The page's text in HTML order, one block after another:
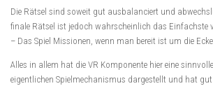
Die Rätsel sind soweit gut ausbalanciert und
finale Rätsel ist jedoch wahrscheinlich das Einfachste
– Das Spiel Missionen, wenn man bereit ist um die Ecke
Alles in allem hat die VR Komponente hier eine
eigentlichen Spielmechanismus dargestellt und hat